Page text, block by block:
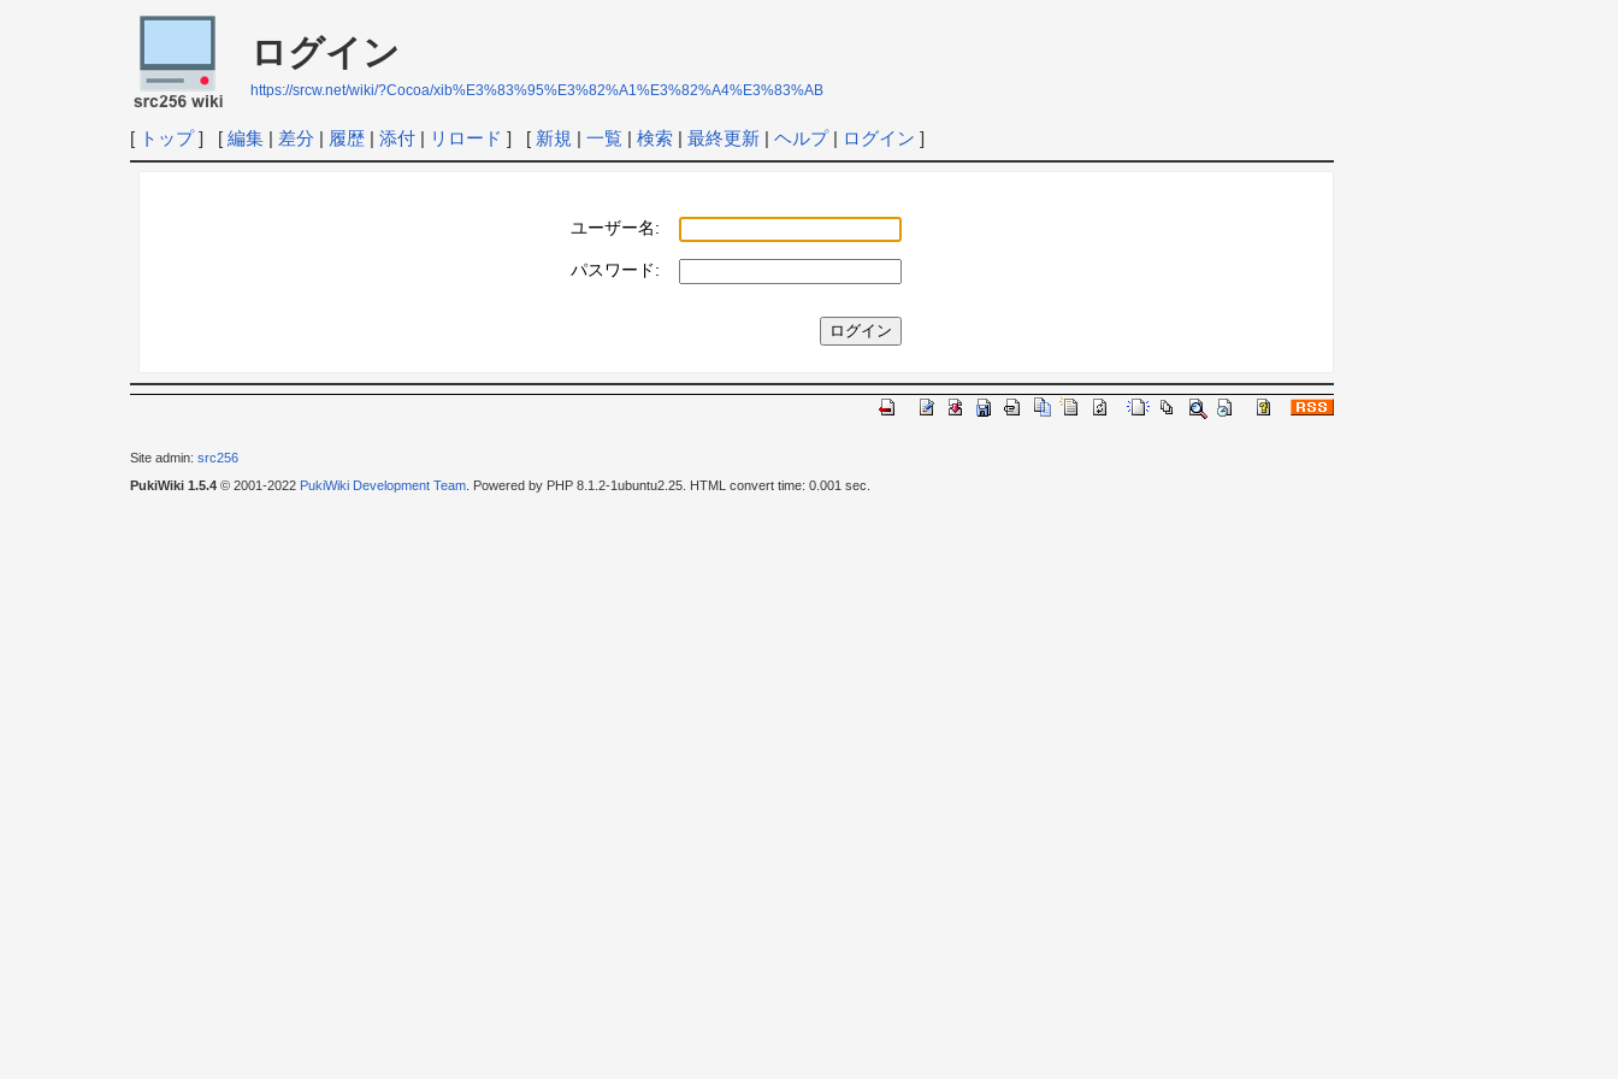
ログイン
https://srcw.net/wiki/?Cocoa/xib%E3%83%95%E3%82%A1%E3%82%A4%E3%83%AB
[ トップ] [ 編集| 差分 | 履歴| 添付| リロード ] [ 新規 | 一覧| 検索| 最終更新| ヘルプ| ログイン ]
ユーザー名:
パスワード:
Site admin: src256
PukiWiki 1.5.4© 2001-2022 PukiWiki Development Team. Powered by PHP 8.1.2-1ubuntu2.25. HTML convert time: 0.001 sec.